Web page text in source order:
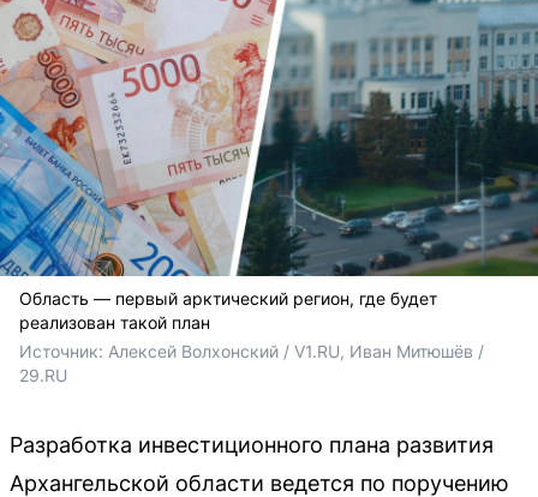
Область — первый арктический регион, где будет
реализован такой план
Источник: Алексей Волхонский / V1.RU, Иван Митюшёв /
29.RU
Разработка инвестиционного плана развития
Архангельской области ведется по поручению